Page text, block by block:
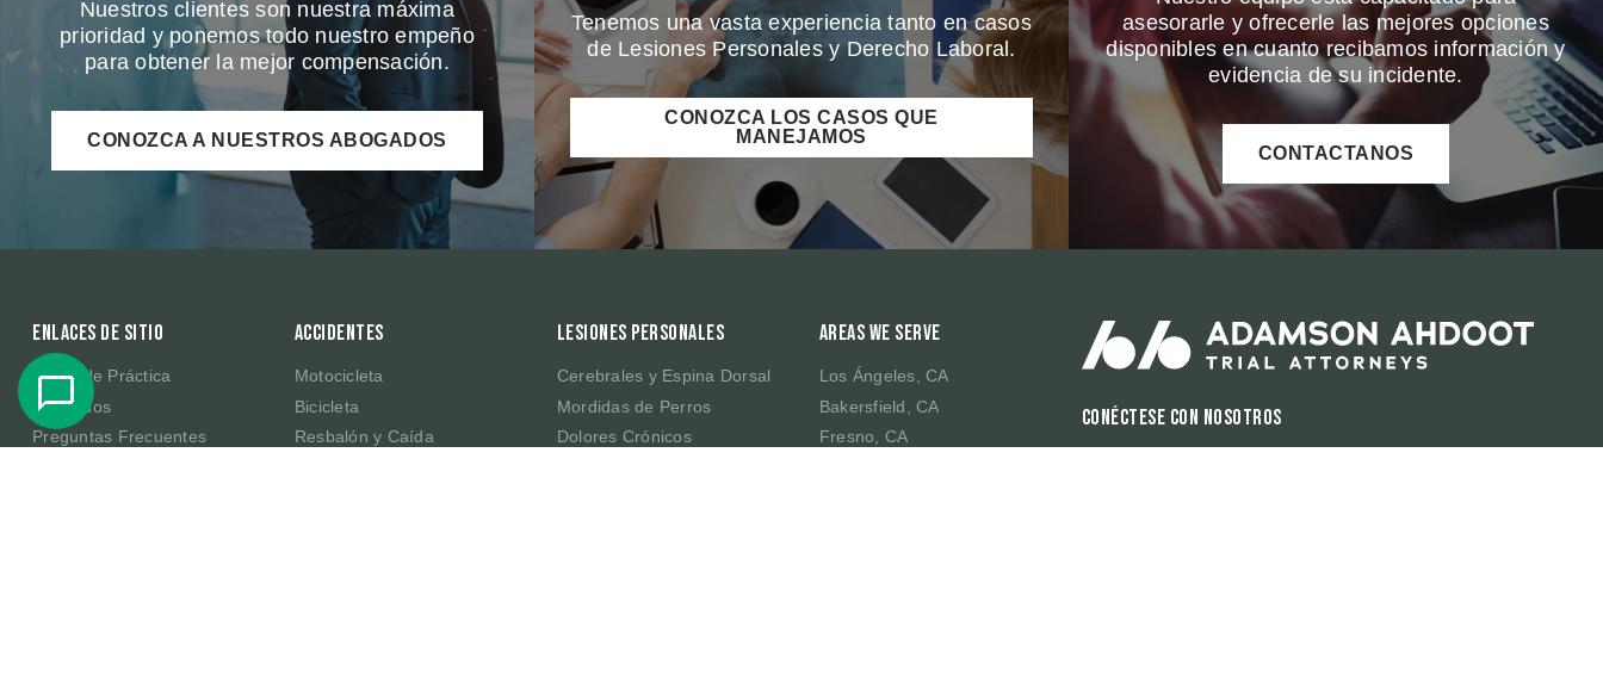
Nuestros clientes son nuestra máxima
prioridad y ponemos todo nuestro empeño
para obtener la mejor compensación.
CONOZCA A NUESTROS ABOGADOS
Tenemos una vasta experiencia tanto en casos
de Lesiones Personales y Derecho Laboral.
CONOZCA LOS CASOS QUE
MANEJAMOS
asesorarle y ofrecerle las mejores opciones
disponibles en cuanto recibamos información y
evidencia de su incidente.
CONTACTANOS
Enlaces de sitio
Áreas de Práctica
Abogados
Preguntas Frecuentes
Accidentes
Motocicleta
Bicicleta
Resbalón y Caída
Lesiones Personales
Cerebrales y Espina Dorsal
Mordidas de Perros
Dolores Crónicos
Areas We Serve
Los Ángeles, CA
Bakersfield, CA
Fresno, CA
Conéctese con nosotros